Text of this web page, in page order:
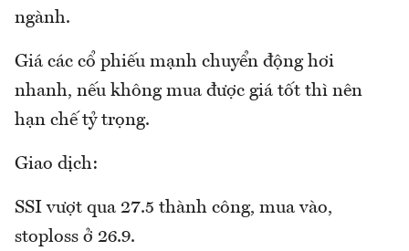
ngành.
Giá các cổ phiếu mạnh chuyển động hơi
nhanh, nếu không mua được giá tốt thì nên
hạn chế tỷ trọng.
Giao dịch:
SSI vượt qua 27.5 thành công, mua vào,
stoploss ở 26.9.